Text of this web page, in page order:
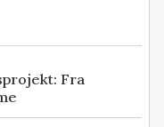
Fra